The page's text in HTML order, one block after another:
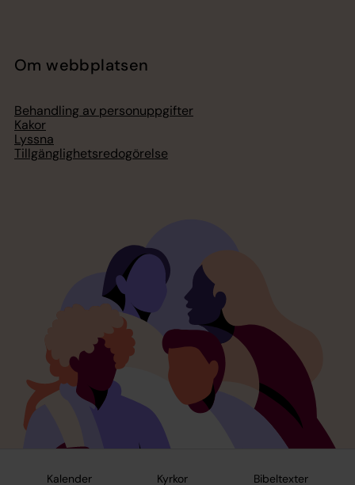
Kalender Kyrkor Bibeltexter
Om webbplatsen
Behandling av personuppgifter
Kakor
Lyssna
Tillgänglighetsredogörelse